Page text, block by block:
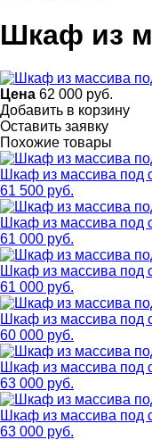
Шкаф из
Цена 62 000 руб.
Добавить в корзину
Оставить заявку
Похожие товары
Шкаф из массива под
61 500 руб.
Шкаф из массива под
61 000 руб.
Шкаф из массива под
61 000 руб.
Шкаф из массива под
60 000 руб.
Шкаф из массива под
63 000 руб.
Шкаф из массива под
63 000 руб.